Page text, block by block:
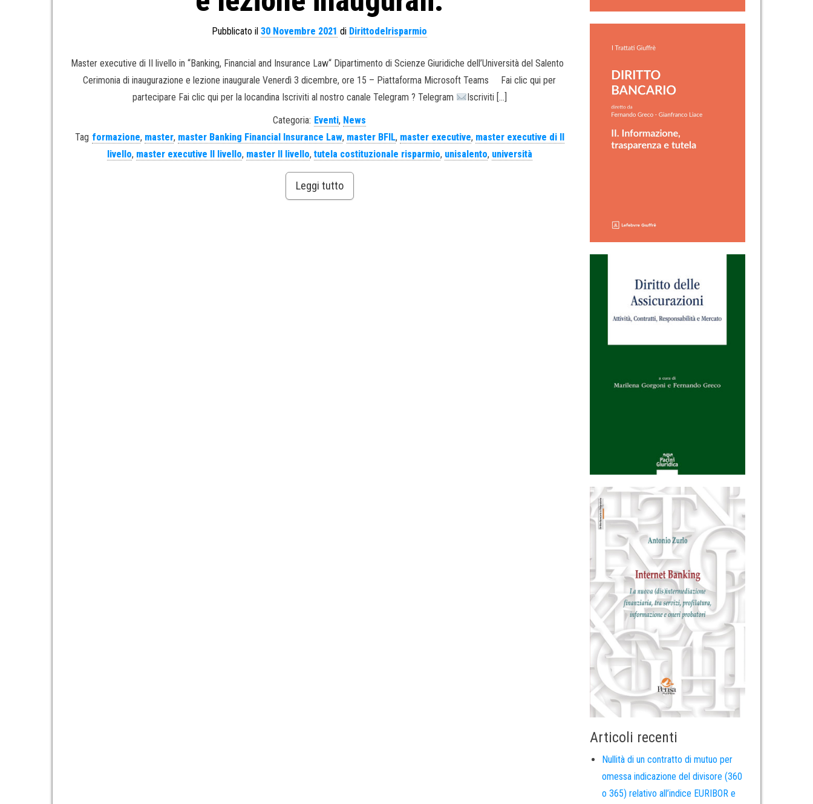
Pubblicato il30 Novembre 2021 di Dirittodelrisparmio
Master executive di II livello in “Banking, Financial and Insurance Law“ Dipartimento di Scienze Giuridiche dell’Università del Salento
Cerimonia di inaugurazione e lezione inaugurale Venerdì 3 dicembre, ore 15 – Piattaforma Microsoft Teams Fai clic qui per
partecipare Fai clic qui per la locandina Iscriviti al nostro canale Telegram ? Telegram
Iscriviti […]
Categoria: Eventi, News
Tag formazione, master, master Banking Financial Insurance Law, master BFIL, master executive, master executive di II
livello, master executive II livello, master II livello, tutela costituzionale risparmio, unisalento, università
Leggi tutto
Articoli recenti
Nullità di un contratto di mutuo per
omessa indicazione del divisore (360
o 365) relativo all’indice EURIBOR e